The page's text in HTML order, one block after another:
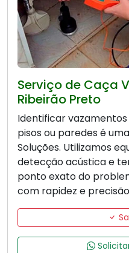
Serviço de Caça
Ribeirão Preto
Identificar
pisos ou paredes é
Soluções. Utilizamos
detecção acústica e
ponto exato do
com rapidez e